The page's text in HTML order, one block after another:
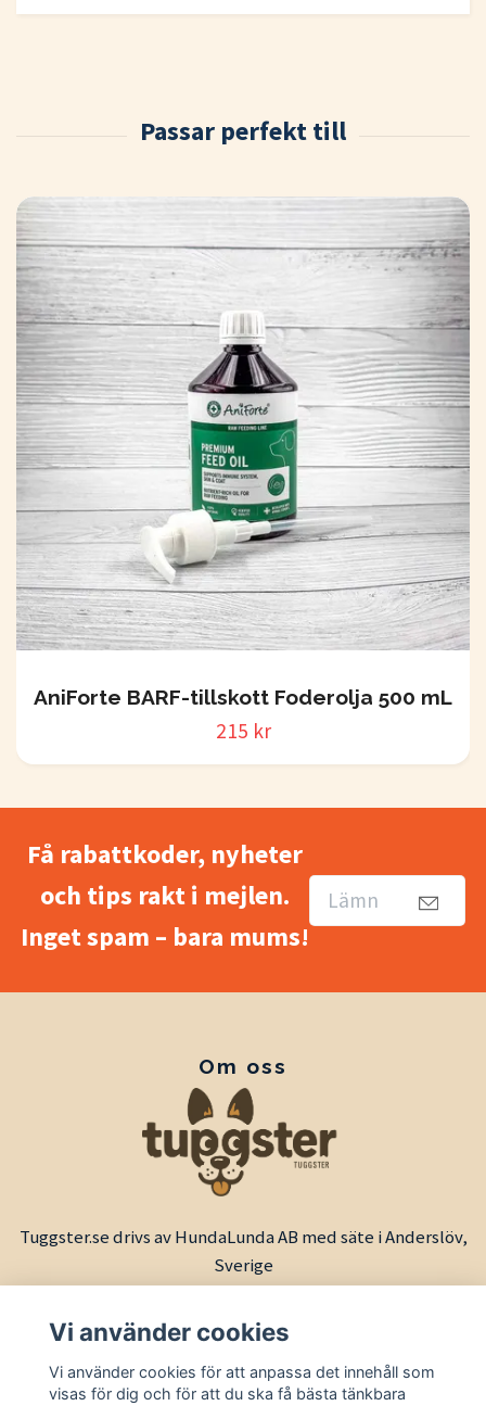
AniForte BARF-tillskott Foderolja 500 mL
215 kr
Få rabattkoder, nyheter
och tips rakt i mejlen.
Inget spam – bara mums!
Om oss
Tuggster.se drivs av HundaLunda AB med säte i Anderslöv,
Sverige
Vi använder cookies
Vi använder cookies för att anpassa det innehåll som
visas för dig och för att du ska få bästa tänkbara